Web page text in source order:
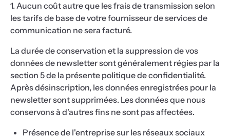
1. Aucun coût autre que les frais de transmission selon
les tarifs de base de votre fournisseur de services de
communication ne sera facturé.
La durée de conservation et la suppression de vos
données de newsletter sont généralement régies par la
section 5 de la présente politique de confidentialité.
Après désinscription, les données enregistrées pour la
newsletter sont supprimées. Les données que nous
conservons à d'autres fins ne sont pas affectées.
Présence de l'entreprise sur les réseaux sociaux